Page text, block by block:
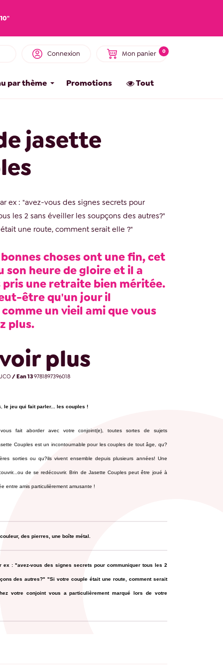
Connexion Mon panier 0
Tout
Promotions
par thème
jasette
ex : "avez-vous des signes secrets pour
les 2 sans éveiller les soupçons des autres?"
une route, comment serait elle ?"
choses ont une fin, cet
son heure de gloire et il a
pris une retraite bien méritée.
être qu'un jour il
un vieil ami que vous
plus.
plus
/ Ean 139781897396018
le jeu qui fait parler... les couples !
fait aborder avec votre conjoint(e), toutes sortes de sujets
Couples est un incontournable pour les couples de tout âge, qu?
sorties ou qu?ils vivent ensemble depuis plusieurs années! Une
de se redécouvrir. Brin de Jasette Couples peut être joué à
entre amis particulièrement amusante !
des pierres, une boîte métal.
ex : "avez-vous des signes secrets pour communiquer tous les 2
des autres?" "Si votre couple était une route, comment serait
votre conjoint vous a particulièrement marqué lors de votre